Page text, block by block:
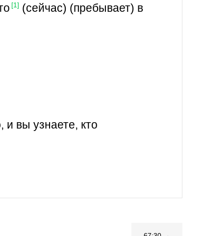
[1] (сейчас) (пребывает) в
вы узнаете, кто